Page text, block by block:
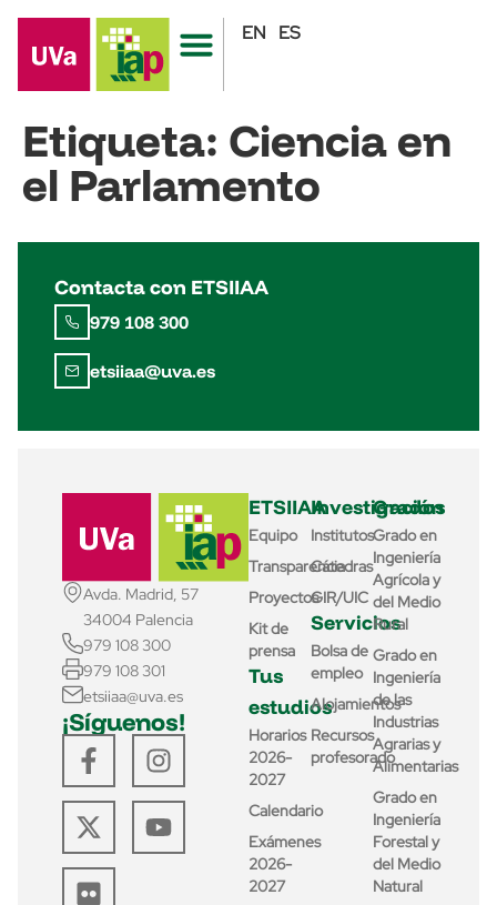
EN ES
Etiqueta: Ciencia en
el Parlamento
Contacta con ETSIIAA
979 108 300
etsiiaa@uva.es
Avda. Madrid, 57
34004 Palencia
979 108 300
979 108 301
etsiiaa@uva.es
¡Síguenos!
ETSIIAA
Equipo
Transparencia
Proyectos
Kit de
prensa
Tus
estudios
Horarios
2026-
2027
Calendario
Exámenes
2026-
2027
Investigación
Institutos
Cátedras
GIR/UIC
Servicios
Bolsa de
empleo
Alojamientos
Recursos
profesorado
Grados
Grado en
Ingeniería
Agrícola y
del Medio
Rural
Grado en
Ingeniería
de las
Industrias
Agrarias y
Alimentarias
Grado en
Ingeniería
Forestal y
del Medio
Natural